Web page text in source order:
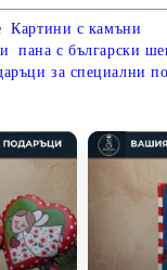
Картини с камъни
пана с български
за специални